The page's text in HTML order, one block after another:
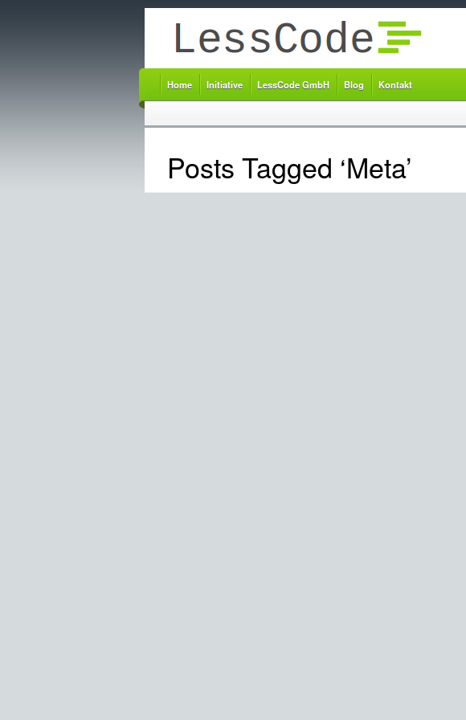
Home Initiative LessCode GmbH Blog Kontakt
Posts Tagged ‘Meta’